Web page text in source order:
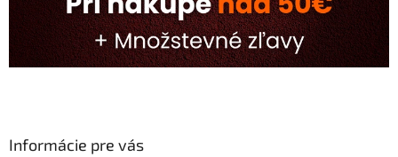
Informácie pre vás